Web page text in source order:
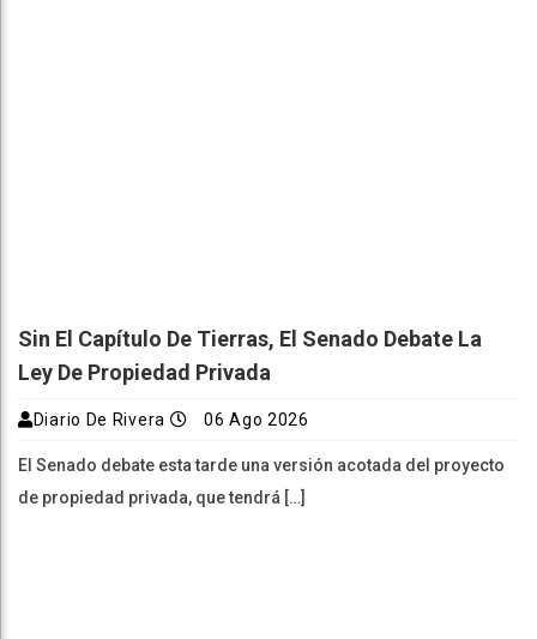
Sin El Capítulo De Tierras, El Senado Debate La
Ley De Propiedad Privada
Diario De Rivera 06 Ago 2026
El Senado debate esta tarde una versión acotada del proyecto
de propiedad privada, que tendrá […]